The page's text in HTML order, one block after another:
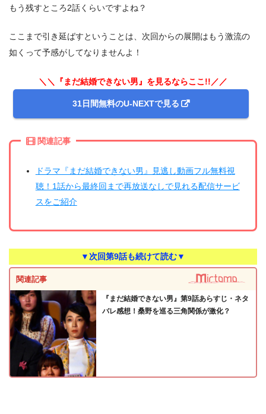
もう残すところ2話くらいですよね？
ここまで引き延ばすということは、次回からの展開はもう激流の
如くって予感がしてなりませんよ！
＼＼『まだ結婚できない男』を見るならここ!!／／
31日間無料のU-NEXTで見る
関連記事
ドラマ『まだ結婚できない男』見逃し動画フル無料視
聴！1話から最終回まで再放送なしで見れる配信サービ
スをご紹介
▼次回第9話も続けて読む▼
関連記事
『まだ結婚できない男』第9話あらすじ・ネタ
バレ感想！桑野を巡る三角関係が激化？